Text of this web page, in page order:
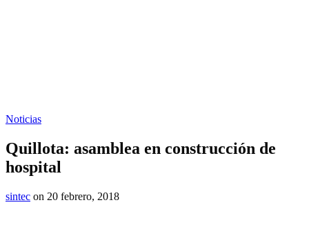
Noticias
Quillota: asamblea en construcción de
hospital
sintec on 20 febrero, 2018